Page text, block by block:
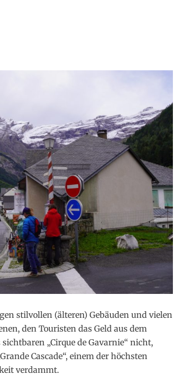
stilvollen (älteren) Gebäuden und vielen
den Touristen das Geld aus dem
„Cirque de Gavarnie“ nicht,
Cascade“, einem der höchsten
verdammt.